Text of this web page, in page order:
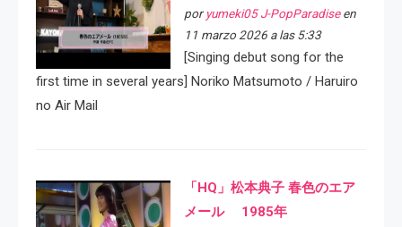
por yumeki05 J-PopParadiseen
11 marzo 2026 a las 5:33
[Singing debut song for the
first time in several years] Noriko Matsumoto / Haruiro
no Air Mail
「HQ」松本典子 春色のエア
メール 1985年